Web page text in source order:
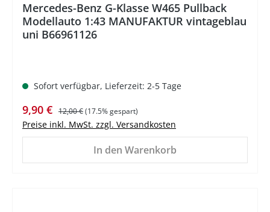
Mercedes-Benz G-Klasse W465 Pullback
Modellauto 1:43 MANUFAKTUR vintageblau
uni B66961126
Sofort verfügbar, Lieferzeit: 2-5 Tage
Verkaufspreis:
9,90 € Regulärer Preis:
12,00 €(17.5% gespart)
Preise inkl. MwSt. zzgl. Versandkosten
In den Warenkorb